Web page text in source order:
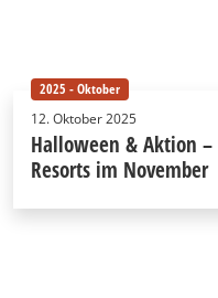
2025 - Oktober
12. Oktober 2025
Halloween & Aktion –
Resorts im November